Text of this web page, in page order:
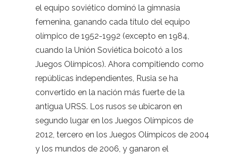
el equipo soviético dominó la gimnasia
femenina, ganando cada título del equipo
olímpico de 1952-1992 (excepto en 1984,
cuando la Unión Soviética boicotó a los
Juegos Olímpicos). Ahora compitiendo como
repúblicas independientes, Rusia se ha
convertido en la nación más fuerte de la
antigua URSS. Los rusos se ubicaron en
segundo lugar en los Juegos Olímpicos de
2012, tercero en los Juegos Olímpicos de 2004
y los mundos de 2006, y ganaron el